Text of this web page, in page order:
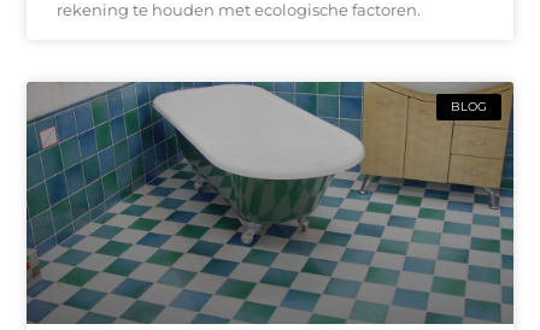
rekening te houden met ecologische factoren.
BLOG